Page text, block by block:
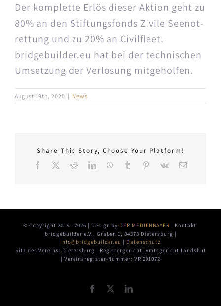
Der kom­plet­te Erlös die­ser Akti­on geht zu
80% an den Stif­tungs­fonds Zivi­le See­not­
ret­tung und zu 20% an Civilfleet.
bridgebuilder.eu hat bei der tech­ni­schen
Umset­zung der Ver­lo­sung mitgeholfen.
August 19th, 2020 | News
Share This Story, Choose Your Platform!
Facebook Reddit LinkedInWhatsApp
TumblrPinterest
Vk
© Copyright 2019 - 2026 | Design by DER MEDIENBAYER | Kontakt:
bridgebuilder e.V., Graben 1, 84378 Dietersburg |
info@bridgebuilder.eu | Datenschutz
Sitz des Vereins: Dietersburg | Registergericht: Amtsgericht Landshut
| Vereinsregister-Nummer: VR 201072
Facebook LinkedIn